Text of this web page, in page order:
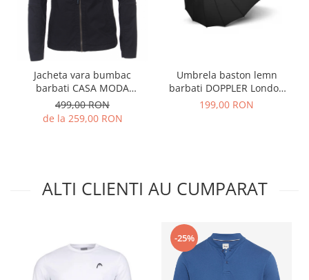
Jacheta vara bumbac
barbati CASA MODA
bleumarin
499,00 RON
de la 259,00 RON
Umbrela baston lemn
barbati DOPPLER London
negru
199,00 RON
ALTI CLIENTI AU CUMPARAT
-25%